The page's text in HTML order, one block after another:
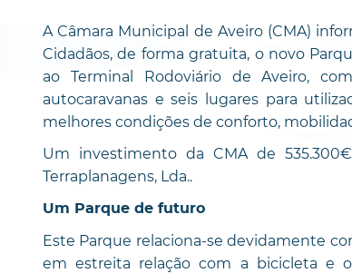
A Câmara Municipal de Aveiro (CMA)
Cidadãos, de forma gratuita, o novo
ao Terminal Rodoviário de Aveiro,
autocaravanas e seis lugares para
melhores condições de conforto,
Um investimento da CMA de
Terraplanagens, Lda..
Um Parque de futuro
Este Parque relaciona-se devidamente
em estreita relação com a bicicleta e